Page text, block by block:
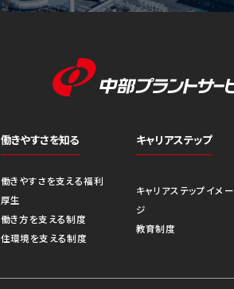
働きやすさを知る
働きやすさを支える福利
厚生
働き方を支える制度
住環境を支える制度
キャリアステップ
キャリアステップイメー
ジ
教育制度